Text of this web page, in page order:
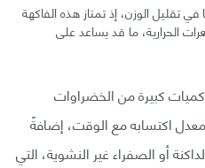
تقليل الوزن، إذ تمتاز هذه الفاكهة
الحرارية، ما قد يساعد على
كبيرة من الخضراوات
اكتسابه مع الوقت، إضافةً
أو الصفراء غير النشوية، التي